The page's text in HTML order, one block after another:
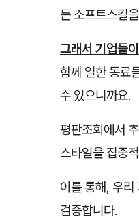
든 소프트스킬
그래서 기업들
함께 일한 동료
수 있으니까요.
평판조회에서
스타일을 집중
이를 통해, 우리
검증합니다.